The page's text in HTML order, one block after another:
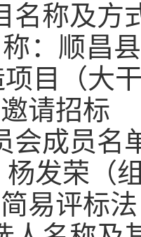
名称及方
： 顺昌
目（大
邀请招标
会成员名
杨发荣 （
简易评标